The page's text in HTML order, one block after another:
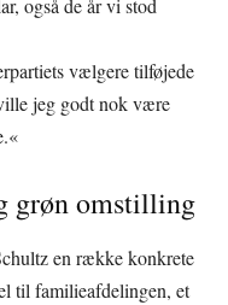
vælgere tilføjede
jeg godt nok være
grøn omstilling
en række konkrete
til familieafdelingen, et